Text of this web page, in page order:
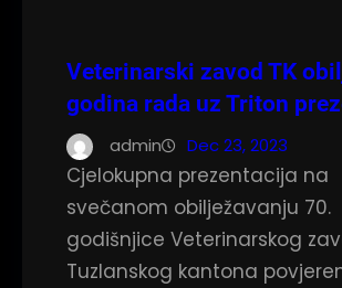
Veterinarski zavod TK
godina rada uz Triton
admin Dec 23, 2023
Cjelokupna prezentacija na
svečanom obilježavanju 70.
godišnjice Veterinarskog
Tuzlanskog kantona